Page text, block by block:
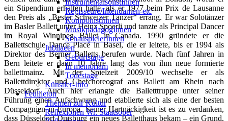
Regisseure/Intendanten-etc
KomponistInnen
MusikpädagogInnen
SchauspielerInnen
Jubilaeen
Geburtstage
In memoriam
Todestage
Künstler-Info
Feuilleton
Themen zur Kultur
Reflexionen Wr. Staatsoper
ein Stipendium erhalten hatte, als er 1977 beim Prix de Lausanne
den Preis als „Bester Schweizer Tänzer“ errang. Er war Solotänzer
im Basler Ballett unter Heinz Spoerli und tanzte als Principal Dancer
im Royal Winnipeg Ballet in Canada. 1990 gründete er die
Ballettschule Dance Place in Basel, die er leitete, bis er 1994 als
Direktor des Berner Balletts berufen wurde. Nach fünf Jahren in
Bern leitete er dann 10 Jahre lang das von ihm neue formierte
ballettmainz. Mit der Spielzeit 2009/10 wechselte er als
Ballettdirektor und Chefchoreograf ans Ballett am Rhein nach
Düsseldorf. Auch hier erlangte die Balletttruppe unter seiner
Führung einen Aufschwung und etablierte sich als eine der besten
Compagnien in Europa. Seiner Hartnäckigkeit ist es zu verdanken,
dass Düsseldorf Duisburg ein neues Balletthaus bekam – ein Grund,